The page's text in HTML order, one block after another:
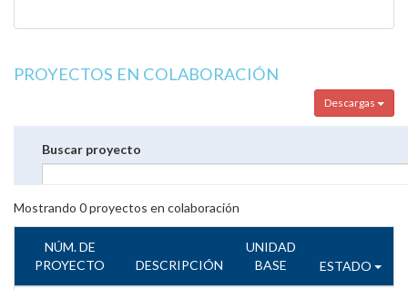
PROYECTOS EN COLABORACIÓN
Descargas
Buscar proyecto
Mostrando 0proyectos en colaboración
NÚM. DE
PROYECTO
DESCRIPCIÓN
UNIDAD
BASE
ESTADO